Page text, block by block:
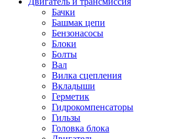
Бачки
Башмак цепи
Бензонасосы
Блоки
Болты
Вал
Вилка сцепления
Вкладыши
Герметик
Гидрокомпенсаторы
Гильзы
Головка блока